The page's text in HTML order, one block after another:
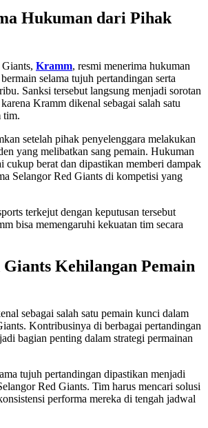
Hukuman dari Pihak
Kramm, resmi menerima hukuman
selama tujuh pertandingan serta
Sanksi tersebut langsung menjadi sorotan
Kramm dikenal sebagai salah satu
tim.
setelah pihak penyelenggara melakukan
yang melibatkan sang pemain. Hukuman
cukup berat dan dipastikan memberi dampak
Selangor Red Giants di kompetisi yang
terkejut dengan keputusan tersebut
bisa memengaruhi kekuatan tim secara
Giants Kehilangan Pemain
sebagai salah satu pemain kunci dalam
Kontribusinya di berbagai pertandingan
bagian penting dalam strategi permainan
tujuh pertandingan dipastikan menjadi
Red Giants. Tim harus mencari solusi
performa mereka di tengah jadwal